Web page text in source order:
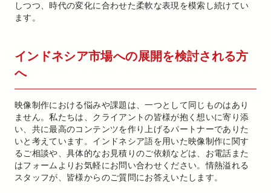
しつつ、時代の変化に合わせた柔軟な表現を模索し続けてい
ます。
インドネシア市場への展開を検討される方
へ
映像制作における悩みや課題は、一つとして同じものはあり
ません。私たちは、クライアントの皆様が抱く想いに寄り添
い、共に最高のコンテンツを作り上げるパートナーでありた
いと考えています。インドネシア語を用いた映像制作に関す
るご相談や、具体的なお見積りのご依頼などは、お電話また
はフォームよりお気軽にお問い合わせください。情熱溢れる
スタッフが、皆様からのご質問にお答えいたします。